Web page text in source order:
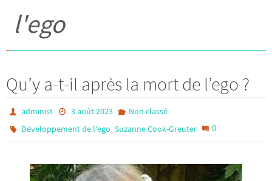
l'ego
Qu’y a-t-il après la mort de l’ego ?
administ 3 août 2023
Non classé
Développement de l'ego,Suzanne Cook-Greuter 0